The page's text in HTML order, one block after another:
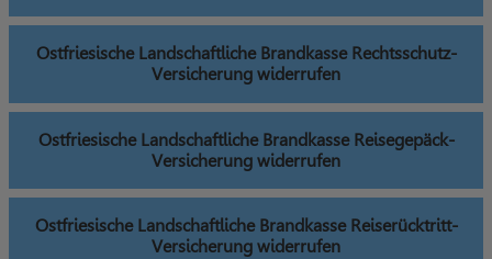
Ostfriesische Landschaftliche Brandkasse Rechtsschutz-
Versicherung widerrufen
Ostfriesische Landschaftliche Brandkasse Reisegepäck-
Versicherung widerrufen
Ostfriesische Landschaftliche Brandkasse Reiserücktritt-
Versicherung widerrufen